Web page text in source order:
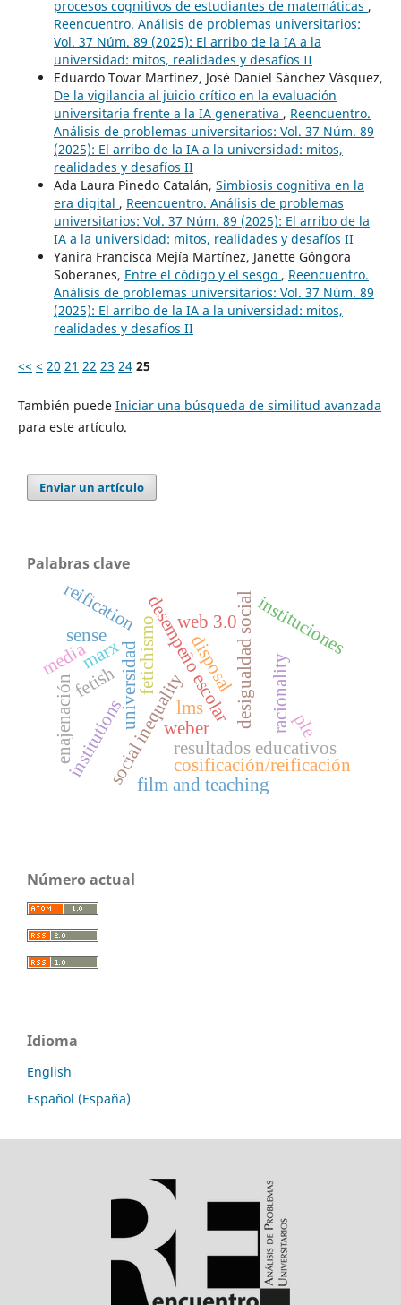
procesos cognitivos de estudiantes de matemáticas ,
Reencuentro. Análisis de problemas universitarios:
Vol. 37 Núm. 89 (2025): El arribo de la IA a la
universidad: mitos, realidades y desafíos II
Eduardo Tovar Martínez, José Daniel Sánchez Vásquez,
De la vigilancia al juicio crítico en la evaluación
universitaria frente a la IA generativa , Reencuentro.
Análisis de problemas universitarios: Vol. 37 Núm. 89
(2025): El arribo de la IA a la universidad: mitos,
realidades y desafíos II
Ada Laura Pinedo Catalán, Simbiosis cognitiva en la
era digital , Reencuentro. Análisis de problemas
universitarios: Vol. 37 Núm. 89 (2025): El arribo de la
IA a la universidad: mitos, realidades y desafíos II
Yanira Francisca Mejía Martínez, Janette Góngora
Soberanes, Entre el código y el sesgo , Reencuentro.
Análisis de problemas universitarios: Vol. 37 Núm. 89
(2025): El arribo de la IA a la universidad: mitos,
realidades y desafíos II
<< < 20 21 22 23 24 25
También puede Iniciar una búsqueda de similitud avanzada
para este artículo.
Enviar un artículo
Palabras clave
universidadfetichismo
resultados educativos
desempeño escolar
social inequality desigualdad social racionality
weber
institutions
instituciones
fetish disposal
reification
enajenación
cosificación/reificación
marx
media
film and teaching
ple
lms
web 3.0
sense
Número actual
Idioma
English
Español (España)